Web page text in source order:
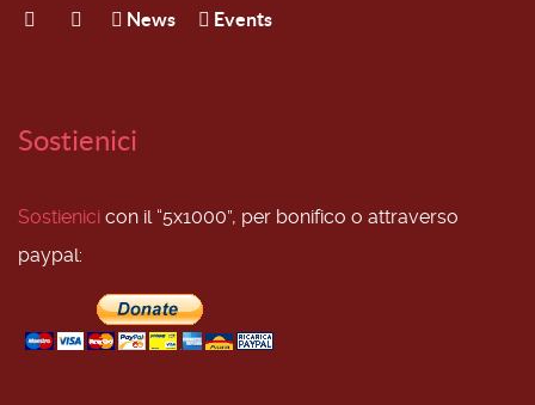
News Events
Sostienici
Sostienici con il “5x1000”, per bonifico o attraverso
paypal: